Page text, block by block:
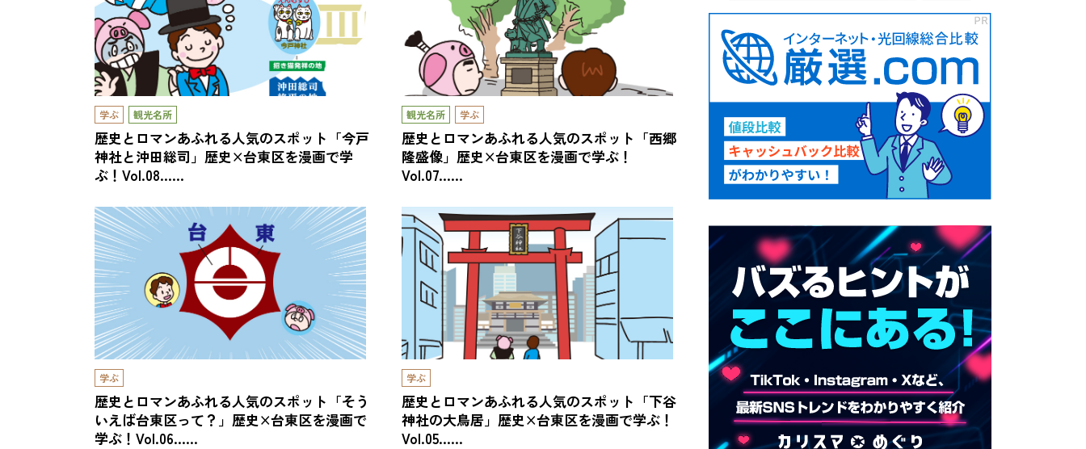
学ぶ 観光名所
歴史とロマンあふれる人気のスポット「今戸
神社と沖田総司」歴史×台東区を漫画で学
ぶ！Vol.08……
観光名所 学ぶ
歴史とロマンあふれる人気のスポット「西郷
隆盛像」歴史×台東区を漫画で学ぶ！
Vol.07……
学ぶ
歴史とロマンあふれる人気のスポット「そう
いえば台東区って？」歴史×台東区を漫画で
学ぶ！Vol.06……
学ぶ
歴史とロマンあふれる人気のスポット「下谷
神社の大鳥居」歴史×台東区を漫画で学ぶ！
Vol.05……